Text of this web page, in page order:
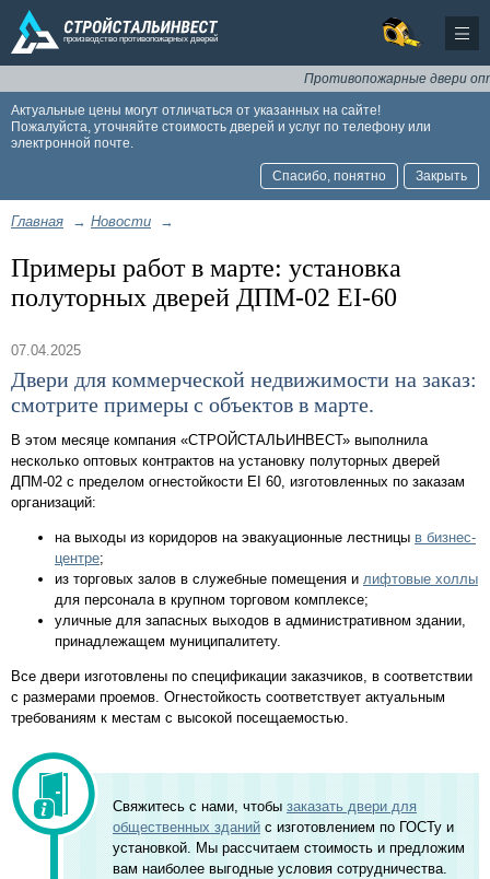
Противопожарные двери
Актуальные цены могут отличаться от указанных на сайте!
Пожалуйста, уточняйте стоимость дверей и услуг по телефону или
электронной почте.
Спасибо, понятно Закрыть
Главная → Новости →
Примеры работ в марте: установка
полуторных дверей ДПМ-02 EI-60
07.04.2025
Двери для коммерческой недвижимости на заказ:
смотрите примеры с объектов в марте.
В этом месяце компания «СТРОЙСТАЛЬИНВЕСТ» выполнила
несколько оптовых контрактов на установку полуторных дверей
ДПМ-02 с пределом огнестойкости EI 60, изготовленных по заказам
организаций:
на выходы из коридоров на эвакуационные лестницы в бизнес-
центре;
из торговых залов в служебные помещения и лифтовые холлы
для персонала в крупном торговом комплексе;
уличные для запасных выходов в административном здании,
принадлежащем муниципалитету.
Все двери изготовлены по спецификации заказчиков, в соответствии
с размерами проемов. Огнестойкость соответствует актуальным
требованиям к местам с высокой посещаемостью.
Свяжитесь с нами, чтобы заказать двери для
общественных зданий с изготовлением по ГОСТу и
установкой. Мы рассчитаем стоимость и предложим
вам наиболее выгодные условия сотрудничества.